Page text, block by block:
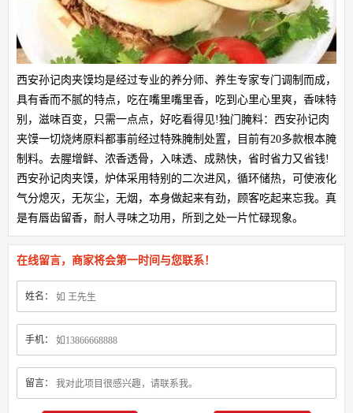
西安孙记肉夹馍均是经过专业的养分师、养生专家专门调制而成，
具有香而不腻的特点，吃在嘴里嘴里香，吃到心里心里爽，香味特
别，滋味百变，只需一点点，好吃看得见!独门腌料：西安孙记肉
夹馍一切烧烤原料都事前经过特殊腌制处置，目前有20多款根本腌
制料。去腥增鲜、浓香透骨，入味透、成熟快，省时省力又省钱!
西安孙记肉夹馍，炉体采用特别的二次进风，循环储热，可使液化
气分熄灭，无灰尘，无烟，本身做起来有劲，顾客吃起来忘我。真
是有唇齿留香，耐人寻味之功用，所到之处一片忙碌现象。
在线留言，商家将会第一时间与您联系！
姓名：
手机：
留言：